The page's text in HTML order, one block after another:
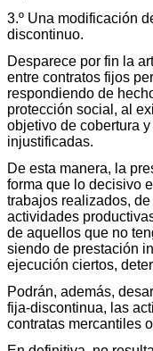
3.º Una modificación
discontinuo.
Desparece por fin la
entre contratos fijos
respondiendo de
protección social, al
objetivo de cobertura
injustificadas.
De esta manera, la
forma que lo decisivo
trabajos realizados,
actividades
de aquellos que no
siendo de prestación
ejecución ciertos,
Podrán, además,
fija-discontinua, las
contratas mercantiles